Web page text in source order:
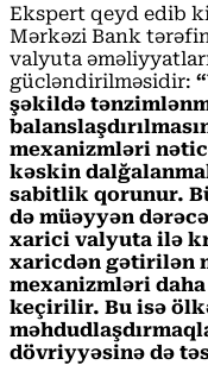
Ekspert qeyd edib
Mərkəzi Bank
valyuta
gücləndirilməsidir:
şəkildə
mexanizmləri
kəskin
sabitlik qorunur.
də müəyyən
xarici valyuta ilə
xaricdən gətirilən
mexanizmləri
keçirilir. Bu isə
dövriyyəsinə də